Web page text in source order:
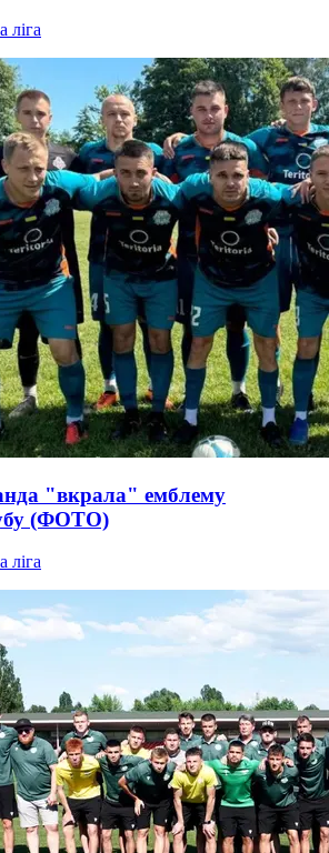
ліга
"вкрала" емблему
(ФОТО)
ліга